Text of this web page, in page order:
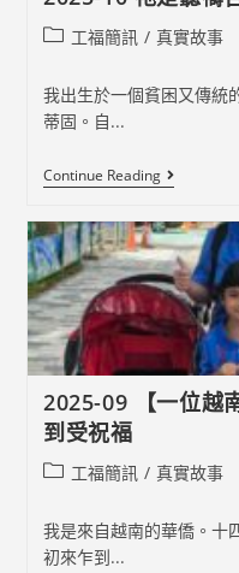
Post工福簡訊 / 真實故事
我出生於一個貧困又傳統
蒂固。自...
Continue Reading2025-
10
是
聽
禱
告
的
神
2025-09 【一位越
到受祝福
Post工福簡訊 / 真實故事
我是來自越南的華僑。十
初來乍到...